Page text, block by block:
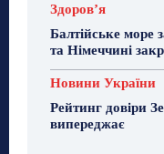
Здоровʼя
Балтійське море
та Німеччині
Новини України
Рейтинг довіри
випереджає